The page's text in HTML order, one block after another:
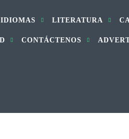
IDIOMAS LITERATURA
CONTÁCTENOS